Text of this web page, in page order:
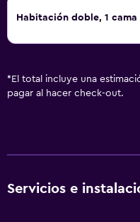
Habitación doble, 1 cama
* El total incluye una
pagar al hacer check-out.
Servicios e